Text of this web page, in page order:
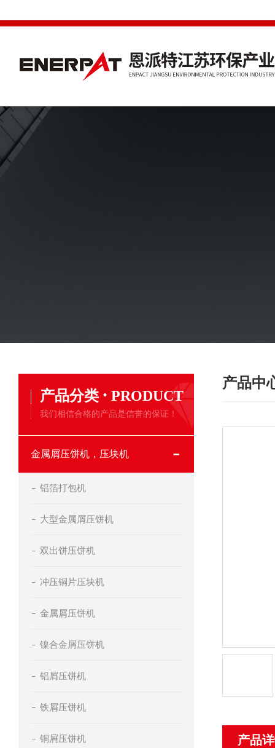
产品分类 · PRODUCT
我们相信合格的产品是信誉的保证！
金属屑压饼机，压块机
铝箔打包机
大型金属屑压饼机
双出饼压饼机
冲压铜片压块机
金属屑压饼机
镍合金屑压饼机
铝屑压饼机
铁屑压饼机
铜屑压饼机
产品中
产品